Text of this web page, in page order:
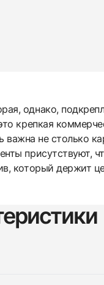
однако,
крепкая
важна не столько
присутствуют,
который держит
с
с